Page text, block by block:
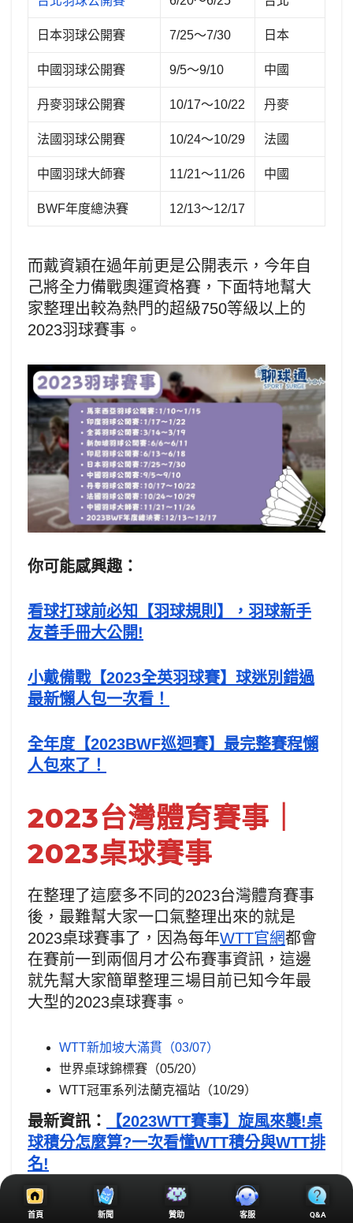
日本羽球公開賽 7/25～7/30 日本
中國羽球公開賽 9/5～9/10 中國
丹麥羽球公開賽 10/17～10/22 丹麥
法國羽球公開賽 10/24～10/29 法國
中國羽球大師賽 11/21～11/26 中國
BWF年度總決賽 12/13～12/17
而戴資穎在過年前更是公開表示，今年自
己將全力備戰奧運資格賽，下面特地幫大
家整理出較為熱門的超級750等級以上的
2023羽球賽事。
你可能感興趣：
看球打球前必知【羽球規則】，羽球新手
友善手冊大公開!
小戴備戰【2023全英羽球賽】球迷別錯過
最新懶人包一次看！
全年度【2023BWF巡迴賽】最完整賽程懶
人包來了！
2023台灣體育賽事｜
2023桌球賽事
在整理了這麼多不同的2023台灣體育賽事
後，最難幫大家一口氣整理出來的就是
2023桌球賽事了，因為每年WTT官網都會
在賽前一到兩個月才公布賽事資訊，這邊
就先幫大家簡單整理三場目前已知今年最
大型的2023桌球賽事。
WTT新加坡大滿貫（03/07）
世界桌球錦標賽（05/20）
WTT冠軍系列法蘭克福站（10/29）
最新資訊：
【2023WTT賽事】旋風來襲!桌
球積分怎麼算?一次看懂WTT積分與WTT排
名!
2023台灣體育賽事｜
首頁 新聞 贊助 客服 Q&A